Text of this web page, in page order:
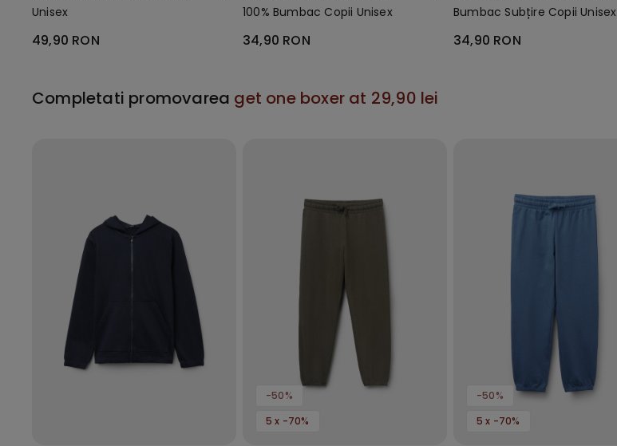
Unisex
49,90 RON
100% Bumbac Copii Unisex
34,90 RON
Bumbac Subțire Copii Unisex
34,90 RON
Completati promovarea get one boxer at 29,90 lei
-50%
5 x -70%
-50%
5 x -70%